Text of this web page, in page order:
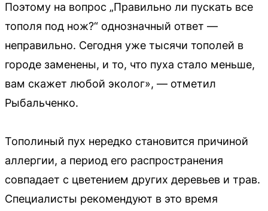
Поэтому на вопрос „Правильно ли пускать все
тополя под нож?“ однозначный ответ —
неправильно. Сегодня уже тысячи тополей в
городе заменены, и то, что пуха стало меньше,
вам скажет любой эколог», — отметил
Рыбальченко.
Тополиный пух нередко становится причиной
аллергии, а период его распространения
совпадает с цветением других деревьев и трав.
Специалисты рекомендуют в это время